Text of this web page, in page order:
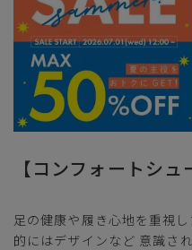
【コンフォートシュ
足の健康や履き心地を重視
的にはデザインなど 意識さ